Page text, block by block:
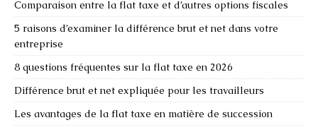
Comparaison entre la flat taxe et d’autres options fiscales
5 raisons d’examiner la différence brut et net dans votre
entreprise
8 questions fréquentes sur la flat taxe en 2026
Différence brut et net expliquée pour les travailleurs
Les avantages de la flat taxe en matière de succession